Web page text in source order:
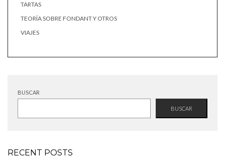
TARTAS
TEORÍA SOBRE FONDANT Y OTROS
VIAJES
BUSCAR
BUSCAR
RECENT POSTS